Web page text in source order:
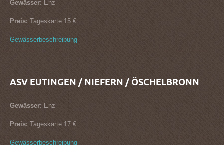
Gewässer: Enz
Preis: Tageskarte 15 €
Gewässerbeschreibung
ASV EUTINGEN / NIEFERN / ÖSCHELBRONN
Gewässer: Enz
Preis: Tageskarte 17 €
Gewässerbeschreibung